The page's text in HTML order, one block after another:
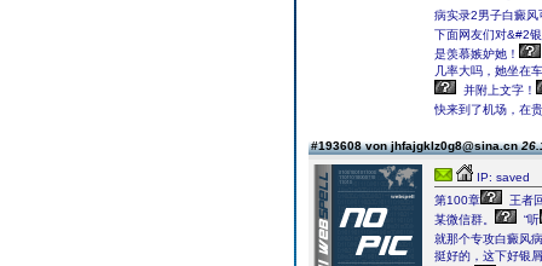
病实录2男子白癜
下面网友们对&#2
是羡慕嫉妒她！
几率大吗，她坐在
并附上文字！
快来到了机场，在
#193608 von jhfajgklz0g8@sina.cn
IP: saved
第100章
王者
某微信群。
“听
就那个专攻白癜风
挺好的，这下好银